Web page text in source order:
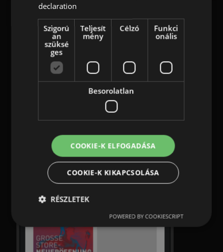
HUNGARIAN
declaration
Szigorú
an
szüksé
ges
Teljesít
mény
Célzó
Funkci
onális
Besorolatlan
COOKIE-K ELFOGADÁSA
COOKIE-K KIKAPCSOLÁSA
RÉSZLETEK
POWERED BY COOKIESCRIPT